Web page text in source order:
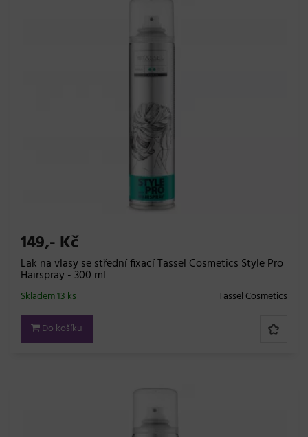
149,- Kč
Lak na vlasy se střední fixací Tassel Cosmetics Style Pro
Hairspray - 300 ml
Tassel Cosmetics
Skladem 13 ks
Do košíku